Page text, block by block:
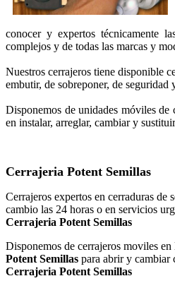
conocer y expertos técnicamente
complejos y de todas las marcas y
Nuestros cerrajeros tiene disponible
embutir, de sobreponer, de seguridad
Disponemos de unidades móviles de
en instalar, arreglar, cambiar y
Cerrajeria Potent Semillas
Cerrajeros expertos en cerraduras de
cambio las 24 horas o en servicios
Cerrajeria Potent Semillas
Disponemos de cerrajeros moviles en
Potent Semillas para abrir y cambiar
Cerrajeria Potent Semillas